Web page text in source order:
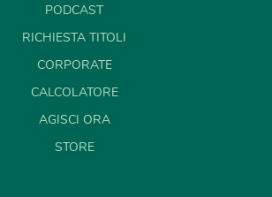
PODCAST
RICHIESTA TITOLI
CORPORATE
CALCOLATORE
AGISCI ORA
STORE